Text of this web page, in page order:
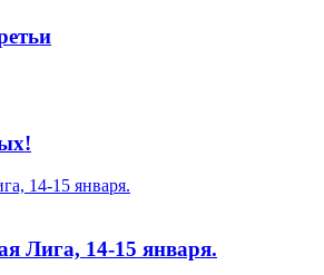
14-15 января.
Лига, 14-15 января.